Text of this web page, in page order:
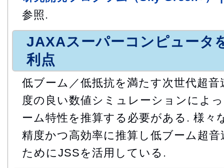
参照.
JAXAスーパーコンピュータ
利点
低ブーム／低抵抗を満たす次世代超
度の良い数値シミュレーションによ
ーム特性を推算する必要がある. 様々
精度かつ高効率に推算し低ブーム超
ためにJSSを活用している.